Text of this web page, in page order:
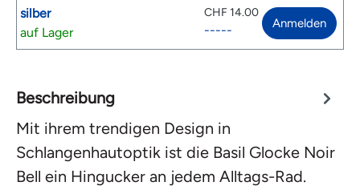
silber
auf Lager
CHF 14.00
----- Anmelden
Beschreibung
Mit ihrem trendigen Design in
Schlangenhautoptik ist die Basil Glocke Noir
Bell ein Hingucker an jedem Alltags-Rad.